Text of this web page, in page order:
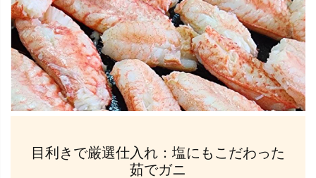
目利きで厳選仕入れ：塩にもこだわった
茹でガニ